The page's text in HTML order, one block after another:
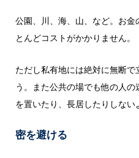
公園、川、海、山、など。お
とんどコストがかかりません。
ただし私有地には絶対に無断
う。また公共の場でも他の人
を置いたり、長居したりしない
密を避ける